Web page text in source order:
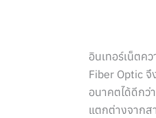
อินเทอร์เน็ตค
Fiber Optic จึ
อนาคตได้ดีกว่
แตกต่างจากส